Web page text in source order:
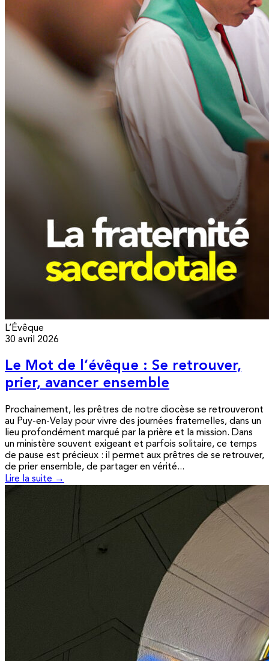
L’Évêque
30 avril 2026
Le Mot de l’évêque : Se retrouver,
prier, avancer ensemble
Prochainement, les prêtres de notre diocèse se retrouveront
au Puy-en-Velay pour vivre des journées fraternelles, dans un
lieu profondément marqué par la prière et la mission. Dans
un ministère souvent exigeant et parfois solitaire, ce temps
de pause est précieux : il permet aux prêtres de se retrouver,
de prier ensemble, de partager en vérité...
Lire la suite →